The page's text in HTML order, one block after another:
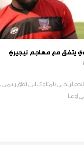
يتفق مع مهاجم نيجيري
الرياضي بالمتلوي الى اتفاق
اوغبا